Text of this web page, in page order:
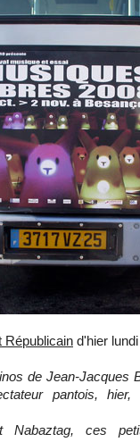
Républicain d'hier
de Jean-Jacques
pantois, hier,
ces